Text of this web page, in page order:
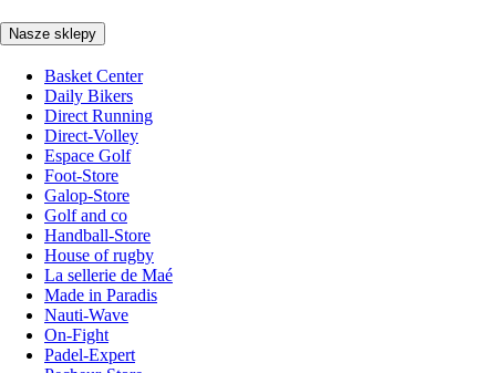
Nasze sklepy
Basket Center
Daily Bikers
Direct Running
Direct-Volley
Espace Golf
Foot-Store
Galop-Store
Golf and co
Handball-Store
House of rugby
La sellerie de Maé
Made in Paradis
Nauti-Wave
On-Fight
Padel-Expert